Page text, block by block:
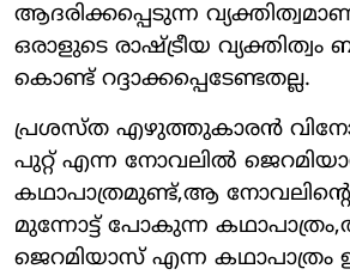
ആദരിക്കപ്പെടുന്ന
ഒരാളുടെ രാഷ്ട്രീയ വ്യക്തിത്വം
കൊണ്ട് റദ്ദാക്കപ്പെടേണ്ടതല്ല.
പ്രശസ്ത എഴുത്തുകാരൻ
പുറ്റ് എന്ന നോവലിൽ
കഥാപാത്രമുണ്ട്,ആ
മുന്നോട്ട് പോകുന്ന
ജെറമിയാസ് എന്ന കഥാപാത്രം